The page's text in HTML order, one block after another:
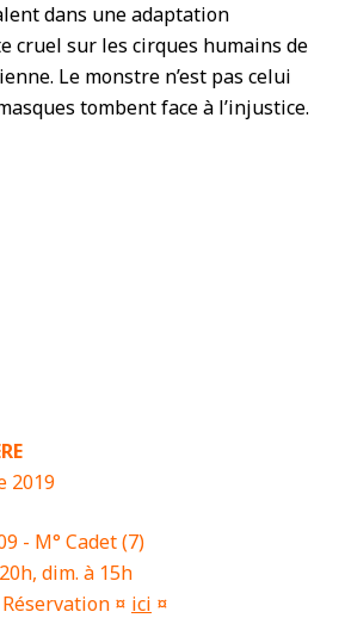
dans une adaptation
cruel sur les cirques humains de
Le monstre n’est pas celui
tombent face à l’injustice.
2019
- M° Cadet (7)
dim. à 15h
¤ ici ¤